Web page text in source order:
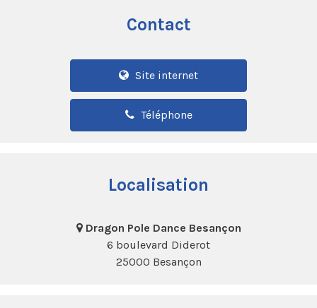
Contact
Site internet
Téléphone
Localisation
Dragon Pole Dance Besançon
6 boulevard Diderot
25000 Besançon